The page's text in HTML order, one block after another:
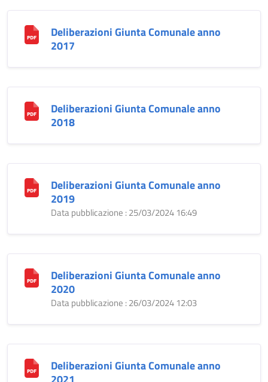
Deliberazioni Giunta Comunale anno
2017
Deliberazioni Giunta Comunale anno
2018
Deliberazioni Giunta Comunale anno
2019
Data pubblicazione : 25/03/2024 16:49
Deliberazioni Giunta Comunale anno
2020
Data pubblicazione : 26/03/2024 12:03
Deliberazioni Giunta Comunale anno